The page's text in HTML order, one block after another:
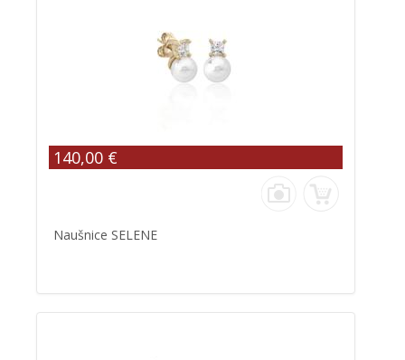
140,00 €
Naušnice SELENE